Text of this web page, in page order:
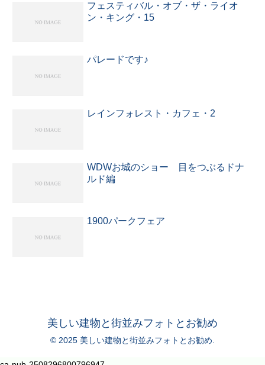
フェスティバル・オブ・ザ・ライオ
ン・キング・15
パレードです♪
レインフォレスト・カフェ・2
WDWお城のショー 目をつぶるドナ
ルド編
1900パークフェア
美しい建物と街並みフォトとお勧め
© 2025 美しい建物と街並みフォトとお勧め.